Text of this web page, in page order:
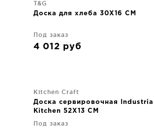
T&G
Доска для хлеба 30X16 CM
Под заказ
4 012 руб
Kitchen Craft
Доска сервировочная Industrial
Kitchen 52X13 CM
Под заказ